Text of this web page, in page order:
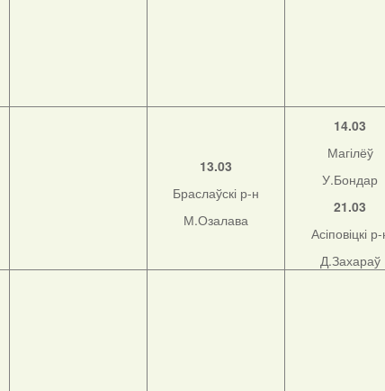
13.03
Браслаўскі р-н
М.Озалава
14.03
Магілёў
У.Бондар
21.03
Асіповіцкі
Д.Захараў